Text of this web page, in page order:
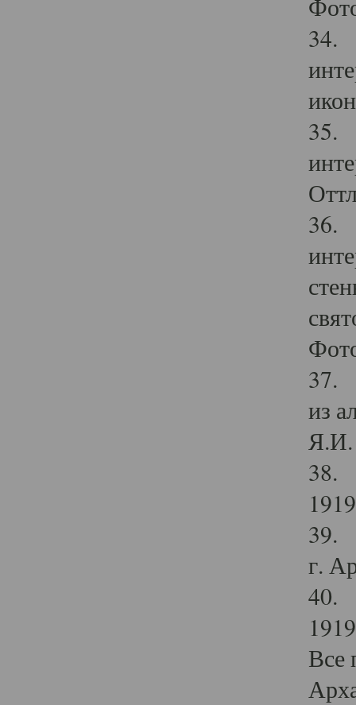
34.
35.
36.
37.
из
Я.И.
38.
39.
г.
40.
Все